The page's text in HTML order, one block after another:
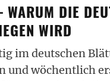
DIE
WIRD
im deutschen
und wöchentlich